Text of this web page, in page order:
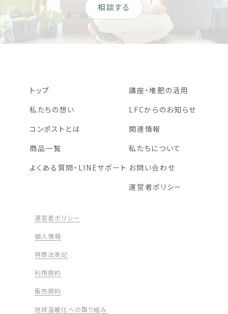
相談する
トップ
私たちの想い
コンポストとは
商品一覧
よくある質問・LINEサポート
講座・堆肥の活用
LFCからのお知らせ
関連情報
私たちについて
お問い合わせ
運営者ポリシー
運営者ポリシー
個人情報
特商法表記
利用規約
販売規約
地球温暖化への取り組み